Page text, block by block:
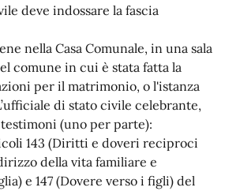
deve indossare la fascia
nella Casa Comunale, in una sala
comune in cui è stata fatta la
per il matrimonio, o l'istanza
di stato civile celebrante,
(uno per parte):
143 (Diritti e doveri reciproci
della vita familiare e
e 147 (Dovere verso i figli) del